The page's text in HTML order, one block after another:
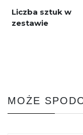
Liczba sztuk w
zestawie
MOŻE